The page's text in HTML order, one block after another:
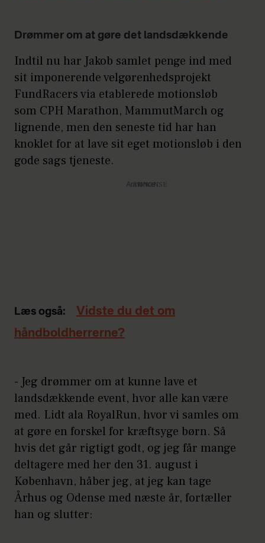
Drømmer om at gøre det landsdækkende
Indtil nu har Jakob samlet penge ind med
sit imponerende velgørenhedsprojekt
FundRacers via etablerede motionsløb
som CPH Marathon, MammutMarch og
lignende, men den seneste tid har han
knoklet for at lave sit eget motionsløb i den
gode sags tjeneste.
Annonce
Læs også:
Vidste du det om
håndboldherrerne?
- Jeg drømmer om at kunne lave et
landsdækkende event, hvor alle kan være
med. Lidt ala RoyalRun, hvor vi samles om
at gøre en forskel for kræftsyge børn. Så
hvis det går rigtigt godt, og jeg får mange
deltagere med her den 31. august i
København, håber jeg, at jeg kan tage
Århus og Odense med næste år, fortæller
han og slutter: